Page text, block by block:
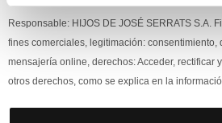
Responsable: HIJOS DE JOSÉ SERRATS S.A.
fines comerciales, legitimación: consentimiento,
mensajería online, derechos: Acceder, rectificar
otros derechos, como se explica en la